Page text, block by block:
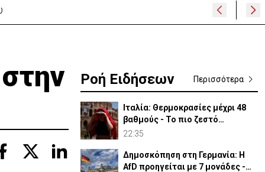
Ροή Ειδήσεων Περισσότερα
Ιταλία: Θερμοκρασίες μέχρι 48
βαθμούς - Το πιο ζεστό
καλοκαίρι των 100 χρόνων
22:35
Δημοσκόπηση στη Γερμανία: Η
AfD προηγείται με 7 μονάδες -